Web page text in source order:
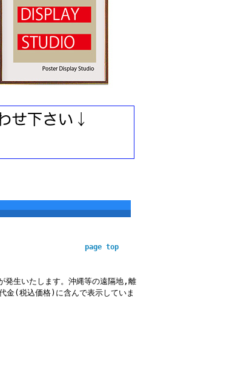
page top
発生いたします。沖縄等の遠隔地, 離
金(税込価格)に含んで表示していま